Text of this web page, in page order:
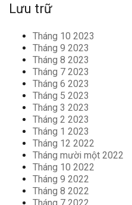
Lưu trữ
Tháng 10 2023
Tháng 9 2023
Tháng 8 2023
Tháng 7 2023
Tháng 6 2023
Tháng 5 2023
Tháng 3 2023
Tháng 2 2023
Tháng 1 2023
Tháng 12 2022
Tháng mười một 2022
Tháng 10 2022
Tháng 9 2022
Tháng 8 2022
Tháng 7 2022